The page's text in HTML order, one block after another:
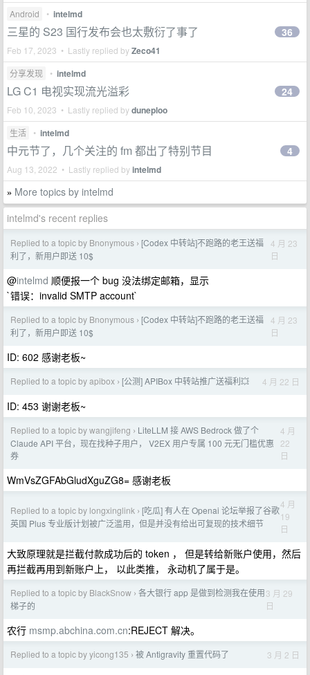
Android • intelmd
三星的 S23 国行发布会也太敷衍了事了
Feb 17, 2023 • Lastly replied byZeco41
36
分享发现 • intelmd
LG C1 电视实现流光溢彩
Feb 10, 2023 • Lastly replied byduneploo
24
生活 • intelmd
中元节了，几个关注的 fm 都出了特别节目
Aug 13, 2022 • Lastly replied byintelmd
4
» More topics by intelmd
intelmd's recent replies
Replied to a topic by Bnonymous › [Codex 中转站]不跑路的老王送福
利了，新用户即送 10$
4 月 23
日
@intelmd 顺便报一个 bug 没法绑定邮箱，显示
`错误：invalid SMTP account`
Replied to a topic by Bnonymous › [Codex 中转站]不跑路的老王送福
利了，新用户即送 10$
4 月 23
日
ID: 602 感谢老板~
Replied to a topic by apibox › [公测] APIBox 中转站推广送福利💥 4 月 22 日
ID: 453 谢谢老板~
Replied to a topic by wangjifeng › LiteLLM 接 AWS Bedrock 做了个
Claude API 平台，现在找种子用户， V2EX 用户专属 100 元无门槛优惠
券
4 月
22
日
WmVsZGFAbGludXguZG8= 感谢老板
Replied to a topic by longxinglink › [吃瓜] 有人在 Openai 论坛举报了谷歌
英国 Plus 专业版计划被广泛滥用，但是并没有给出可复现的技术细节
4 月
19
日
大致原理就是拦截付款成功后的 token ， 但是转给新账户使用，然后
再拦截再用到新账户上， 以此类推， 永动机了属于是。
Replied to a topic by BlackSnow › 各大银行 app 是做到检测我在使用
梯子的
3 月 29
日
农行 msmp.abchina.com.cn:REJECT 解决。
Replied to a topic by yicong135 › 被 Antigravity 重置代码了 3 月 2 日